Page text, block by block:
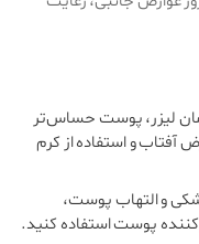
لیزر، پوست حساس‌تر
آفتاب و استفاده از کرم
و التهاب پوست،
پوست استفاده کنید.